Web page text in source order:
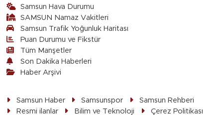
Samsun Hava Durumu
SAMSUN Namaz Vakitleri
Samsun Trafik Yoğunluk Haritası
Puan Durumu ve Fikstür
Tüm Manşetler
Son Dakika Haberleri
Haber Arşivi
Samsun Haber Samsunspor
Samsun Rehberi
Resmi ilanlar
Bilim ve Teknoloji Çerez Politikası